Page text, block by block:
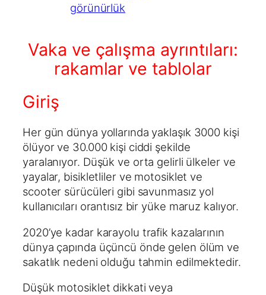
görünürlük
Vaka ve çalışma ayrıntıları:
rakamlar ve tablolar
Giriş
Her gün dünya yollarında yaklaşık 3000 kişi
ölüyor ve 30.000 kişi ciddi şekilde
yaralanıyor. Düşük ve orta gelirli ülkeler ve
yayalar, bisikletliler ve motosiklet ve
scooter sürücüleri gibi savunmasız yol
kullanıcıları orantısız bir yüke maruz kalıyor.
2020’ye kadar karayolu trafik kazalarının
dünya çapında üçüncü önde gelen ölüm ve
sakatlık nedeni olduğu tahmin edilmektedir.
Düşük motosiklet dikkati veya